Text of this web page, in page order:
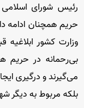
رئیس شورای
حریم همچنان ادامه
وزارت کشور ابلاغیه
بی‌رحمانه در حریم
می‌گیرند و درگیری
بلکه مربوط به دیگر